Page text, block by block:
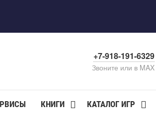
+7-918-191-6329
Звоните или в MAX
КНИГИ КАТАЛОГ ИГР